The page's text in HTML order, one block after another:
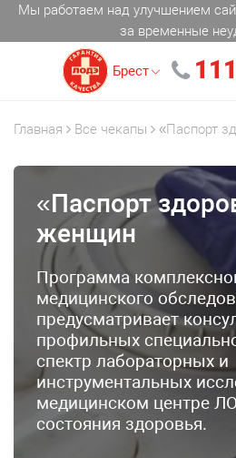
Мы работаем над улучшением
за временные
Брест 111
Главная Все чекапы «Паспорт
«Паспорт
женщин
Программа
медицинского
предусматривает
профильных
спектр лабораторных и
инструментальных
медицинском центре
состояния здоровья.